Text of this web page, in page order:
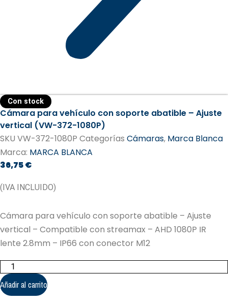
Con stock
Cámara para vehículo con soporte abatible – Ajuste
vertical (VW-372-1080P)
SKU VW-372-1080P Categorías Cámaras, Marca Blanca
Marca: MARCA BLANCA
36,75€
(IVA INCLUIDO)
Cámara para vehículo con soporte abatible – Ajuste
vertical – Compatible con streamax – AHD 1080P IR
lente 2.8mm – IP66 con conector M12
Cámara
para
vehículo
con
soporte
Añadir al carrito